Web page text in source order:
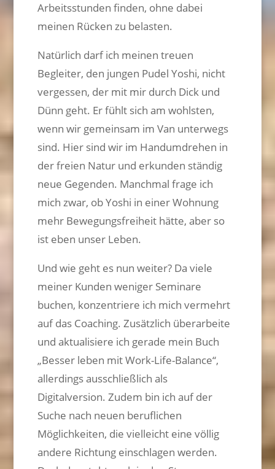
Arbeitsstunden finden, ohne dabei
meinen Rücken zu belasten.
Natürlich darf ich meinen treuen
Begleiter, den jungen Pudel Yoshi, nicht
vergessen, der mit mir durch Dick und
Dünn geht. Er fühlt sich am wohlsten,
wenn wir gemeinsam im Van unterwegs
sind. Hier sind wir im Handumdrehen in
der freien Natur und erkunden ständig
neue Gegenden. Manchmal frage ich
mich zwar, ob Yoshi in einer Wohnung
mehr Bewegungsfreiheit hätte, aber so
ist eben unser Leben.
Und wie geht es nun weiter? Da viele
meiner Kunden weniger Seminare
buchen, konzentriere ich mich vermehrt
auf das Coaching. Zusätzlich überarbeite
und aktualisiere ich gerade mein Buch
„Besser leben mit Work-Life-Balance“,
allerdings ausschließlich als
Digitalversion. Zudem bin ich auf der
Suche nach neuen beruflichen
Möglichkeiten, die vielleicht eine völlig
andere Richtung einschlagen werden.